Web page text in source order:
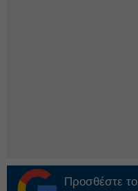
Προσθέστε το